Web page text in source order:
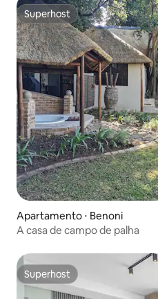
Superhost
Superhost
Apartamento ⋅ Benoni
A casa de campo de palha
Superhost
Superhost